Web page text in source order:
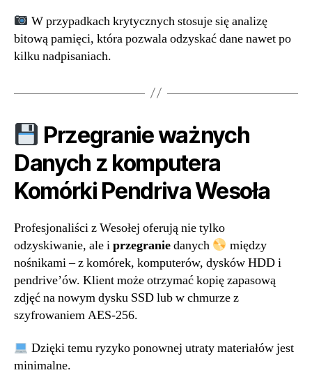
W przypadkach krytycznych stosuje się analizę
bitową pamięci, która pozwala odzyskać dane nawet po
kilku nadpisaniach.
Przegranie ważnych
Danych z komputera
Komórki Pendriva Wesoła
Profesjonaliści z Wesołej oferują nie tylko
odzyskiwanie, ale iprzegraniedanych
między
nośnikami – z komórek, komputerów, dysków HDD i
pendrive’ów. Klient może otrzymać kopię zapasową
zdjęć na nowym dysku SSD lub w chmurze z
szyfrowaniem AES-256.
Dzięki temu ryzyko ponownej utraty materiałów jest
minimalne.